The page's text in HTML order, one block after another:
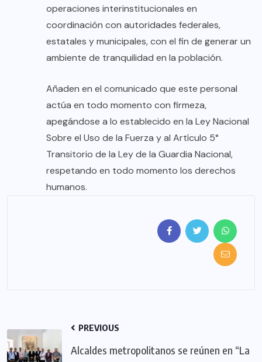
operaciones interinstitucionales en
coordinación con autoridades federales,
estatales y municipales, con el fin de generar un
ambiente de tranquilidad en la población.
Añaden en el comunicado que este personal
actúa en todo momento con firmeza,
apegándose a lo establecido en la Ley Nacional
Sobre el Uso de la Fuerza y al Artículo 5°
Transitorio de la Ley de la Guardia Nacional,
respetando en todo momento los derechos
humanos.
PREVIOUS
Alcaldes metropolitanos se reúnen en “La